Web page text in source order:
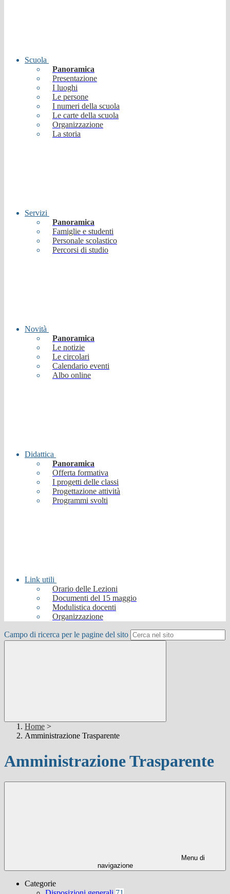
Scuola
Panoramica
Presentazione
I luoghi
Le persone
I numeri della scuola
Le carte della scuola
Organizzazione
La storia
Servizi
Panoramica
Famiglie e studenti
Personale scolastico
Percorsi di studio
Novità
Panoramica
Le notizie
Le circolari
Calendario eventi
Albo online
Didattica
Panoramica
Offerta formativa
I progetti delle classi
Progettazione attività
Programmi svolti
Link utili
Orario delle Lezioni
Documenti del 15 maggio
Modulistica docenti
Organizzazione
Campo di ricerca per le pagine del sito
Home >
Amministrazione Trasparente
Amministrazione Trasparente
Menu di
navigazione
Categorie